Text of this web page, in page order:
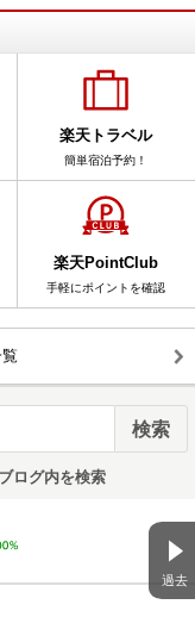
過去
楽天トラベル
簡単宿泊予約！
楽天PointClub
手軽にポイントを確認
ログ内を検索